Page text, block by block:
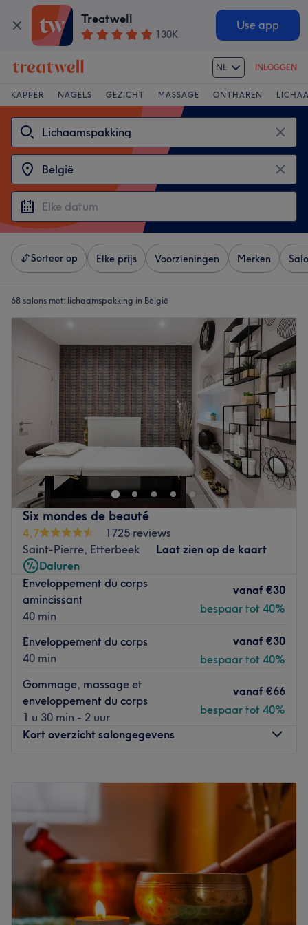
Treatwell
130K
Use app
NL INLOGGEN
KAPPER NAGELS GEZICHT MASSAGE ONTHAREN
Sorteer op Elke prijs Voorzieningen Merken
68 salons met: lichaamspakking in België
Six mondes de beauté
4,7
1725 reviews
Saint-Pierre, Etterbeek
Laat zien op de kaart
Daluren
Enveloppement du corps
amincissant
40 min
vanaf €30
bespaar tot 40%
Enveloppement du corps
40 min
vanaf €30
bespaar tot 40%
Gommage, massage et
enveloppement du corps
1 u 30 min - 2 uur
vanaf €66
bespaar tot 40%
Kort overzicht salongegevens
Gesloten
– 19:00
Donderdag
19:00
Vrijdag
19:00
Zaterdag
10:00–19:00
Zondag
11:00–19:00
Six Mondes de Beauté, situé à Bruxelles, est un institut où
Irina et son équipe offrent une gamme complète de soins